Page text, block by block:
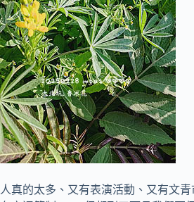
人真的太多、又有表演活動、又有文